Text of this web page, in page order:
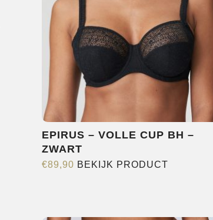
EPIRUS – VOLLE CUP BH –
ZWART
€89,90 BEKIJK PRODUCT